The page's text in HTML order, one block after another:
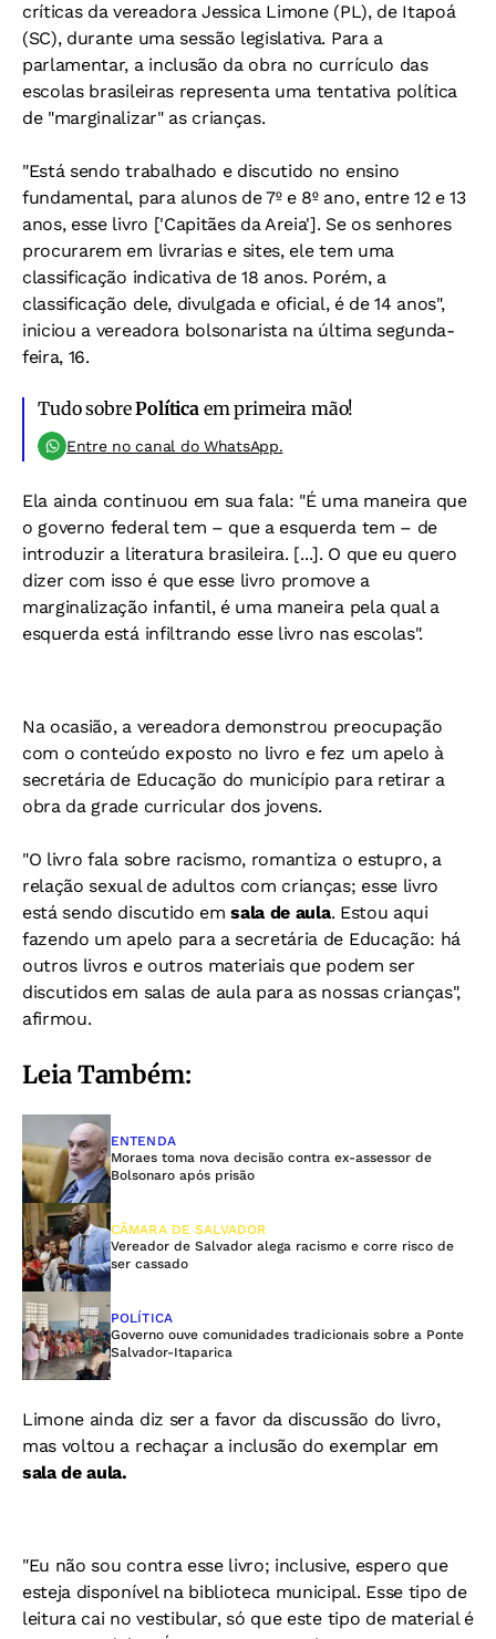
críticas da vereadora Jessica Limone (PL), de Itapoá
(SC), durante uma sessão legislativa. Para a
parlamentar, a inclusão da obra no currículo das
escolas brasileiras representa uma tentativa política
de "marginalizar" as crianças.
"Está sendo trabalhado e discutido no ensino
fundamental, para alunos de 7º e 8º ano, entre 12 e 13
anos, esse livro ['Capitães da Areia']. Se os senhores
procurarem em livrarias e sites, ele tem uma
classificação indicativa de 18 anos. Porém, a
classificação dele, divulgada e oficial, é de 14 anos",
iniciou a vereadora bolsonarista na última segunda-
feira, 16.
Tudo sobrePolíticaem primeira mão!
Entre no canal do WhatsApp.
Ela ainda continuou em sua fala: "É uma maneira que
o governo federal tem – que a esquerda tem – de
introduzir a literatura brasileira. [...]. O que eu quero
dizer com isso é que esse livro promove a
marginalização infantil, é uma maneira pela qual a
esquerda está infiltrando esse livro nas escolas".
Na ocasião, a vereadora demonstrou preocupação
com o conteúdo exposto no livro e fez um apelo à
secretária de Educação do município para retirar a
obra da grade curricular dos jovens.
"O livro fala sobre racismo, romantiza o estupro, a
relação sexual de adultos com crianças; esse livro
está sendo discutido emsala de aula. Estou aqui
fazendo um apelo para a secretária de Educação: há
outros livros e outros materiais que podem ser
discutidos em salas de aula para as nossas crianças",
afirmou.
Leia Também:
ENTENDA
Moraes toma nova decisão contra ex-assessor de
Bolsonaro após prisão
CÂMARA DE SALVADOR
Vereador de Salvador alega racismo e corre risco de
ser cassado
POLÍTICA
Governo ouve comunidades tradicionais sobre a Ponte
Salvador-Itaparica
Limone ainda diz ser a favor da discussão do livro,
mas voltou a rechaçar a inclusão do exemplar em
sala de aula.
"Eu não sou contra esse livro; inclusive, espero que
esteja disponível na biblioteca municipal. Esse tipo de
leitura cai no vestibular, só que este tipo de material é